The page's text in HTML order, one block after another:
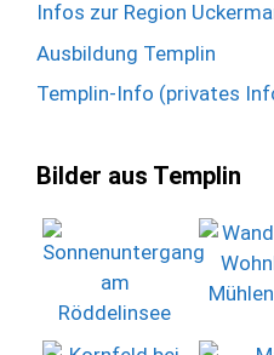
Infos zur Region
Ausbildung Templin
Templin-Info (privates
Bilder aus Templin